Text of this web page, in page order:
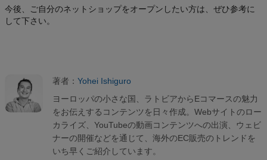
今後、ご自分のネットショップをオープンしたい方は、ぜひ参考に
して下さい。
著者： Yohei Ishiguro
ヨーロッパの小さな国、ラトビアからEコマースの魅力
をお伝えするコンテンツを日々作成。Webサイトのロー
カライズ、YouTubeの動画コンテンツへの出演、ウェビ
ナーの開催などを通じて、海外のEC販売のトレンドを
いち早くご紹介しています。